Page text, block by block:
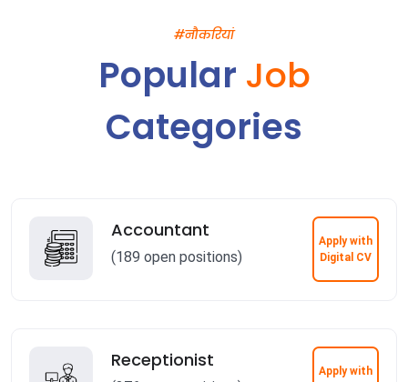
#नौकरियां
Popular Job
Categories
Accountant
(189 open positions)
Apply with
Digital CV
Receptionist
Apply with